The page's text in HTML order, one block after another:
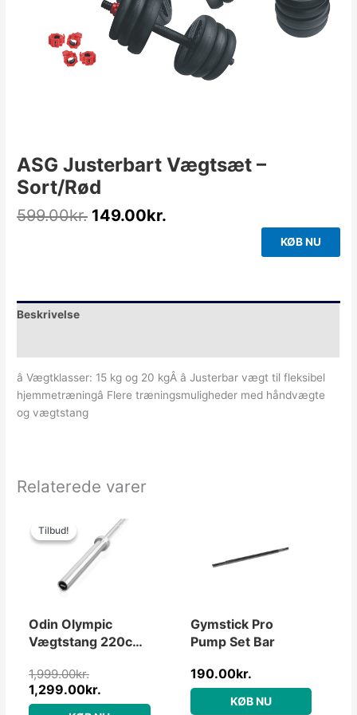
ASG Justerbart Vægtsæt –
Sort/Rød
599.00kr. 149.00kr.
KØB NU
Beskrivelse
â Vægtklasser: 15 kg og 20 kgÂ â Justerbar vægt til fleksibel
hjemmetræningâ Flere træningsmuligheder med håndvægte
og vægtstang
Relaterede varer
Tilbud!
Tilbud!
Odin Olympic
Vægtstang 220cm,
1,999.00kr.
oprindelige
pris
var:
1,299.00kr.
aktuelle
pris
Gymstick Pro
Pump Set Bar
190.00kr.
KØB NU